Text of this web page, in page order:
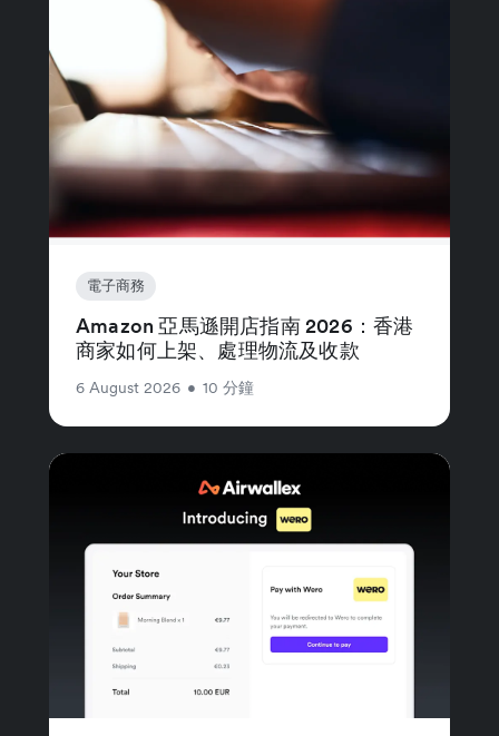
電子商務
Amazon 亞馬遜開店指南 2026：香港
商家如何上架、處理物流及收款
6 August 2026 • 10 分鐘